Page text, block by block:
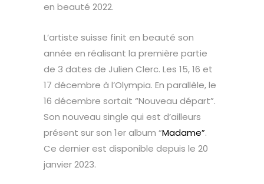
en beauté 2022.
L’artiste suisse finit en beauté son
année en réalisant la première partie
de 3 dates de Julien Clerc. Les 15, 16 et
17 décembre à l’Olympia. En parallèle, le
16 décembre sortait “Nouveau départ”.
Son nouveau single qui est d’ailleurs
présent sur son 1er album “Madame”.
Ce dernier est disponible depuis le 20
janvier 2023.